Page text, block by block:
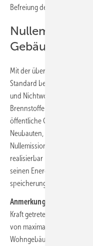
Befreiung den Druck auf
Nullemissions-
Gebäude
Mit der überarbeiteten
Standard bei neuen
und Nichtwohngebäude am
Brennstoffen mehr
öffentliche Gebäude und ab
Neubauten, wobei
Nullemissionsgebäude
realisierbar ist, in der Lage
seinen Energieverbrauch
speicherung anzupassen.
Anmerkung:
Kraft getretene
von maximal 35 % an
Wohngebäuden hat dies